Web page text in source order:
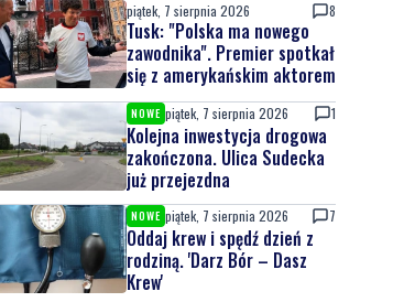
piątek, 7 sierpnia 2026 8
Tusk: "Polska ma nowego
zawodnika". Premier spotkał
się z amerykańskim aktorem
NOWE piątek, 7 sierpnia 2026 1
Kolejna inwestycja drogowa
zakończona. Ulica Sudecka
już przejezdna
NOWE piątek, 7 sierpnia 2026 7
Oddaj krew i spędź dzień z
rodziną. 'Darz Bór – Dasz
Krew'